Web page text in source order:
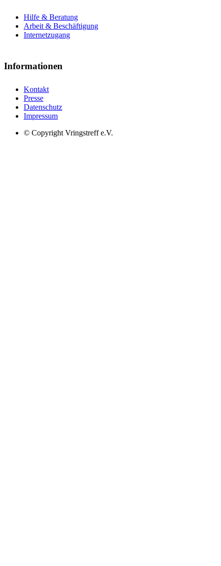
Hilfe & Beratung
Arbeit & Beschäftigung
Internetzugang
Informationen
Kontakt
Presse
Datenschutz
Impressum
© Copyright Vringstreff e.V.